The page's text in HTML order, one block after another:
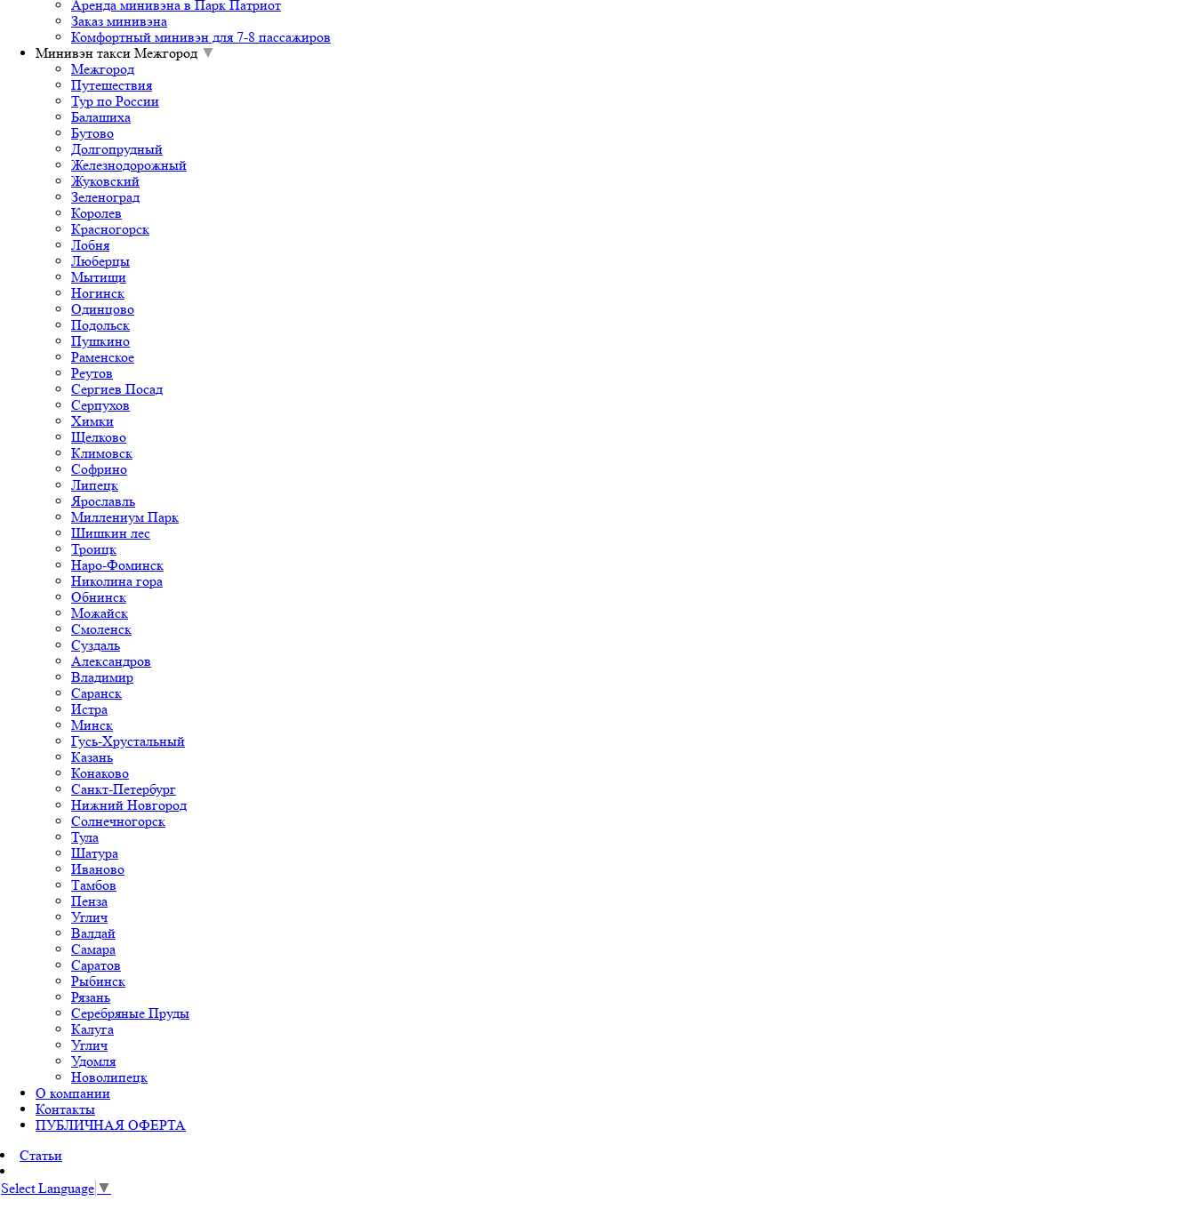
Аренда минивэна в Парк Патриот
Заказ минивэна
Комфортный минивэн для 7-8 пассажиров
Минивэн такси Межгород ▼
Межгород
Путешествия
Тур по России
Балашиха
Бутово
Долгопрудный
Железнодорожный
Жуковский
Зеленоград
Королев
Красногорск
Лобня
Люберцы
Мытищи
Ногинск
Одинцово
Подольск
Пушкино
Раменское
Реутов
Сергиев Посад
Серпухов
Химки
Щелково
Климовск
Софрино
Липецк
Ярославль
Миллениум Парк
Шишкин лес
Троицк
Наро-Фоминск
Николина гора
Обнинск
Можайск
Смоленск
Суздаль
Александров
Владимир
Саранск
Истра
Минск
Гусь-Хрустальный
Казань
Конаково
Санкт-Петербург
Нижний Новгород
Солнечногорск
Тула
Шатура
Иваново
Тамбов
Пенза
Углич
Валдай
Самара
Саратов
Рыбинск
Рязань
Серебряные Пруды
Калуга
Углич
Удомля
Новолипецк
О компании
Контакты
ПУБЛИЧНАЯ ОФЕРТА
Статьи
Select Language ▼